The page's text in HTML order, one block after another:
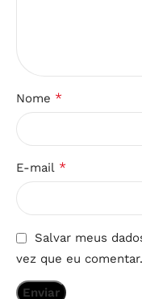
Nome *
E-mail *
Salvar meus
vez que eu comentar.